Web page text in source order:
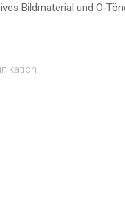
Bild­ma­te­ri­al und